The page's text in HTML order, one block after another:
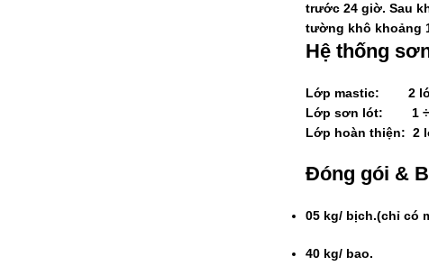
trước 24 giờ. Sau
tường khô khoảng
Hệ thống
Lớp mastic: 2
Lớp sơn lót: 1
Lớp hoàn thiện: 2
Đóng gói &
05 kg/ bịch.(chỉ có
40 kg/ bao.